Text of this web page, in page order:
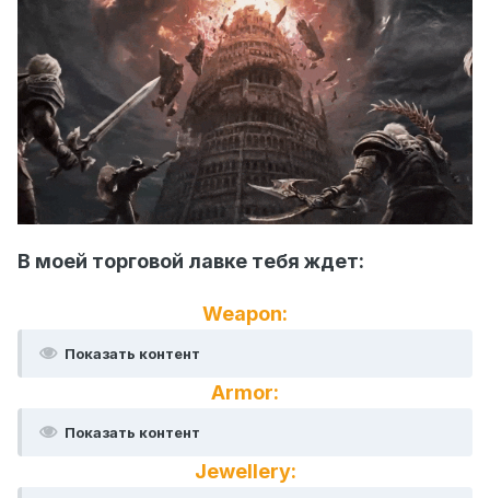
В моей торговой лавке тебя ждет:
Weapon:
Показать контент
Armor:
Показать контент
Jewellery: